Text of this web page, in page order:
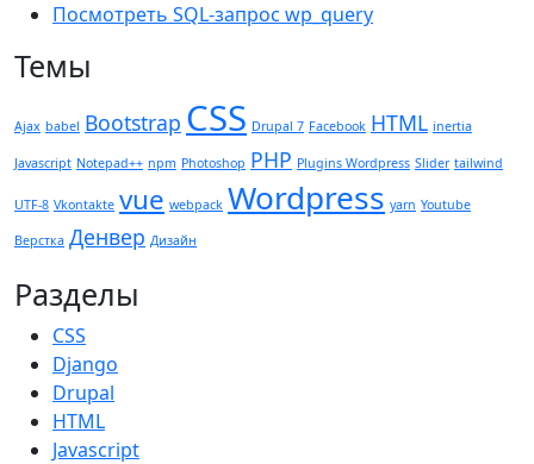
Посмотреть SQL-запрос wp_query
Темы
Ajax babel Bootstrap CSS Drupal 7 Facebook HTML inertia
Javascript Notepad++ npm Photoshop PHP Plugins Wordpress Slider tailwind
UTF-8 Vkontakte vue webpack Wordpress yarn Youtube
Верстка Денвер Дизайн
Разделы
CSS
Django
Drupal
HTML
Javascript